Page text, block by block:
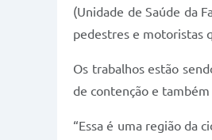
(Unidade de Saúde da
pedestres e motoristas
Os trabalhos estão
de contenção e
“Essa é uma região da